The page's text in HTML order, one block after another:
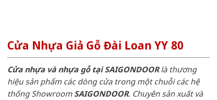
Cửa Nhựa Giả Gỗ Đài Loan YY 80
Cửa nhựa và nhựa gỗ tại SAIGONDOORlà thương
hiệu sản phẩm các dòng cửa trong một chuỗi các hệ
thống ShowroomSAIGONDOOR. Chuyên sản xuất và